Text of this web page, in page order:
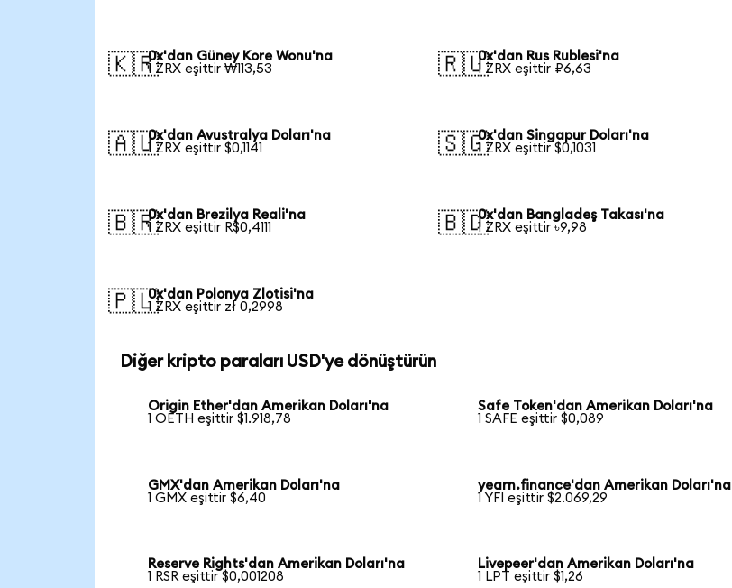
🇰🇷0x'dan Güney Kore Wonu'na
1 ZRX eşittir ₩113,53
🇷🇺0x'dan Rus Rublesi'na
1 ZRX eşittir ₽6,63
🇦🇺0x'dan Avustralya Doları'na
1 ZRX eşittir $0,1141
🇸🇬0x'dan Singapur Doları'na
1 ZRX eşittir $0,1031
🇧🇷0x'dan Brezilya Reali'na
1 ZRX eşittir R$0,4111
🇧🇩0x'dan Bangladeş Takası'na
1 ZRX eşittir ৳9,98
🇵🇱0x'dan Polonya Zlotisi'na
1 ZRX eşittir zł 0,2998
Diğer kripto paraları USD'ye dönüştürün
Origin Ether'dan Amerikan Doları'na
1 OETH eşittir $1.918,78
Safe Token'dan Amerikan Doları'na
1 SAFE eşittir $0,089
GMX'dan Amerikan Doları'na
1 GMX eşittir $6,40
yearn.finance'dan Amerikan Doları'na
1 YFI eşittir $2.069,29
Reserve Rights'dan Amerikan Doları'na
1 RSR eşittir $0,001208
Livepeer'dan Amerikan Doları'na
1 LPT eşittir $1,26